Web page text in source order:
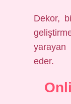
Dekor,
yarayan
eder.